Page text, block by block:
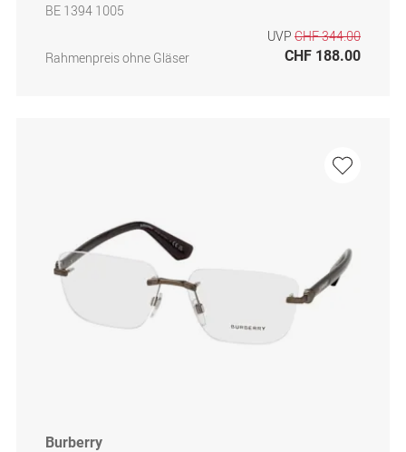
BE 1394 1005
Rahmenpreis ohne Gläser
UVP CHF 344.00
CHF 188.00
Burberry